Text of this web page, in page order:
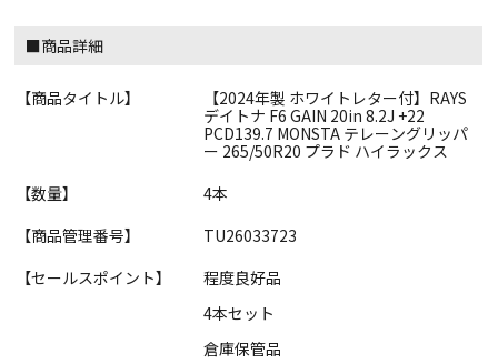
■商品詳細
【商品タイトル】
【2024年製 ホワイトレター付】RAYS
デイトナ F6 GAIN 20in 8.2J +22
PCD139.7 MONSTA テレーングリッパ
ー 265/50R20 プラド ハイラックス
【数量】
4本
【商品管理番号】
TU26033723
【セールスポイント】
程度良好品
4本セット
倉庫保管品